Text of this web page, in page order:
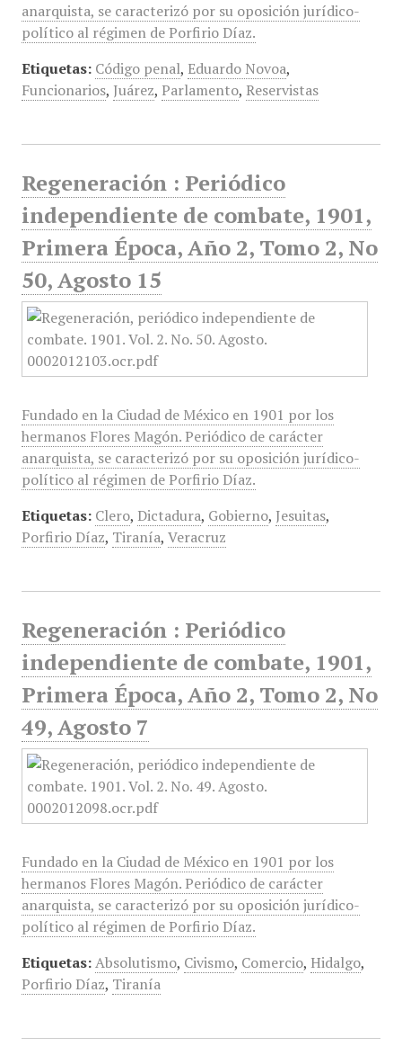
anarquista, se caracterizó por su oposición jurídico-
político al régimen de Porfirio Díaz.
Etiquetas: Código penal, Eduardo Novoa,
Funcionarios, Juárez, Parlamento, Reservistas
Regeneración : Periódico
independiente de combate, 1901,
Primera Época, Año 2, Tomo 2, No
50, Agosto 15
Fundado en la Ciudad de México en 1901 por los
hermanos Flores Magón. Periódico de carácter
anarquista, se caracterizó por su oposición jurídico-
político al régimen de Porfirio Díaz.
Etiquetas: Clero, Dictadura, Gobierno, Jesuitas,
Porfirio Díaz, Tiranía, Veracruz
Regeneración : Periódico
independiente de combate, 1901,
Primera Época, Año 2, Tomo 2, No
49, Agosto 7
Fundado en la Ciudad de México en 1901 por los
hermanos Flores Magón. Periódico de carácter
anarquista, se caracterizó por su oposición jurídico-
político al régimen de Porfirio Díaz.
Etiquetas: Absolutismo, Civismo, Comercio, Hidalgo,
Porfirio Díaz, Tiranía